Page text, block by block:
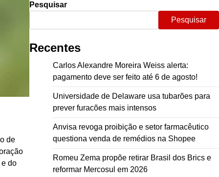
de
do
Pesquisar
Pesquisar
Recentes
Carlos Alexandre Moreira Weiss alerta:
pagamento deve ser feito até 6 de agosto!
Universidade de Delaware usa tubarões para
prever furacões mais intensos
Anvisa revoga proibição e setor farmacêutico
questiona venda de remédios na Shopee
Romeu Zema propõe retirar Brasil dos Brics e
reformar Mercosul em 2026